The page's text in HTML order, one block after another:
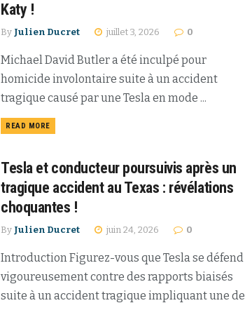
Katy !
By Julien Ducret juillet 3, 2026 0
Michael David Butler a été inculpé pour
homicide involontaire suite à un accident
tragique causé par une Tesla en mode ...
READ MORE
Tesla et conducteur poursuivis après un
tragique accident au Texas : révélations
choquantes !
By Julien Ducret juin 24, 2026 0
Introduction Figurez-vous que Tesla se défend
vigoureusement contre des rapports biaisés
suite à un accident tragique impliquant une de